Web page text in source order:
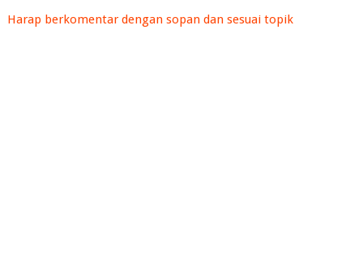
Harap berkomentar dengan sopan dan sesuai topik